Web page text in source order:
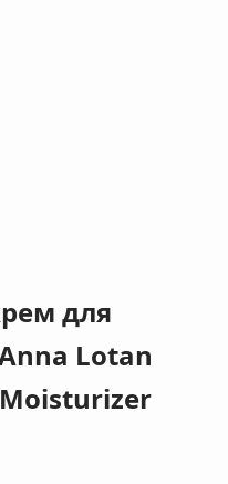
для
Lotan